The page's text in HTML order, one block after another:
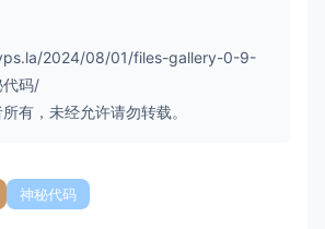
2024/08/01/files-gallery-0-9-
代码/
有，未经允许请勿转载。
神秘代码